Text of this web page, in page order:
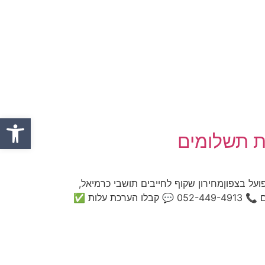
תשלומים
בצפוןמחירון שקוף לחייבים תושבי כרמיאל,
מעלות, נהריה והסביבה — שכר טרחה מותאם למצב הכלכלי, פריסת תשלומים נוחה, וייצוג מהנייד ללא ימי עבודה אבודים 📞 052-449-4913 💬 קבלו הערכת עלות ✅
פתח